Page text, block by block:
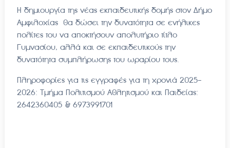
Η δημιουργία της νέας εκπαιδευτικής δομής στον Δήμο
Αμφιλοχίας θα δώσει την δυνατότητα σε ενήλικες
πολίτες του να αποκτήσουν απολυτήριο τίτλο
Γυμνασίου, αλλά και σε εκπαιδευτικούς την
δυνατότητα συμπλήρωσης του ωραρίου τους.
Πληροφορίες για τις εγγραφές για τη χρονιά 2025-
2026: Τμήμα Πολιτισμού Αθλητισμού και Παιδείας:
2642360405 & 6973991701